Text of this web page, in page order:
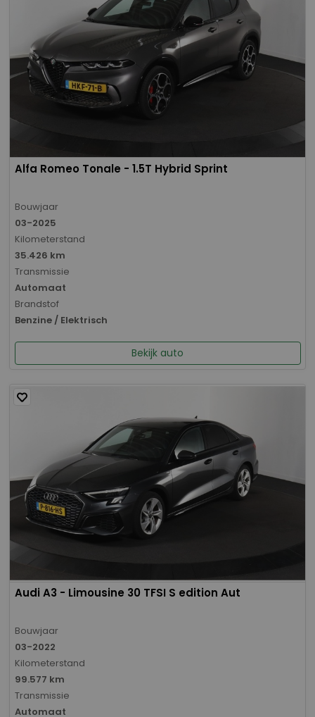
Alfa Romeo Tonale - 1.5T Hybrid Sprint
Bouwjaar
03-2025
Kilometerstand
35.426 km
Transmissie
Automaat
Brandstof
Benzine / Elektrisch
Bekijk auto
Audi A3 - Limousine 30 TFSI S edition Aut
Bouwjaar
03-2022
Kilometerstand
99.577 km
Transmissie
Automaat